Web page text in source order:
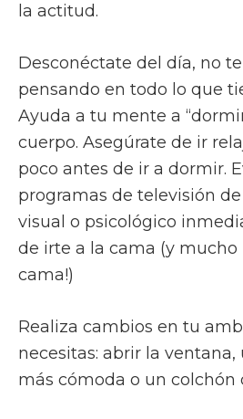
la actitud.
Desconéctate del día, no
pensando en todo lo que
Ayuda a tu mente a
cuerpo. Asegúrate de ir
poco antes de ir a dormir.
programas de televisión
visual o psicológico
de irte a la cama (y mucho
cama!)
Realiza cambios en tu
necesitas: abrir la
más cómoda o un colchón